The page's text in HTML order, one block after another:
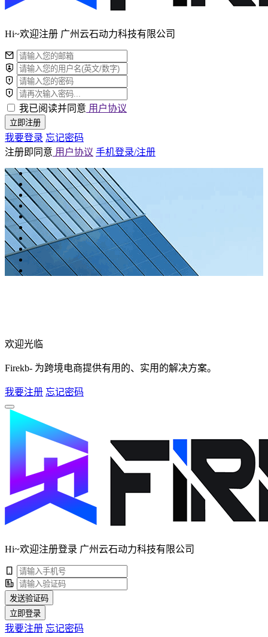
Hi~欢迎注册 广州云石动力科技有限公司
我已阅读并同意 用户协议
立即注册
我要登录 忘记密码
注册即同意 用户协议 手机登录/注册
欢迎光临
Firekb- 为跨境电商提供有用的、实用的解决方案。
我要注册 忘记密码
Hi~欢迎注册登录 广州云石动力科技有限公司
发送验证码
立即登录
我要注册 忘记密码